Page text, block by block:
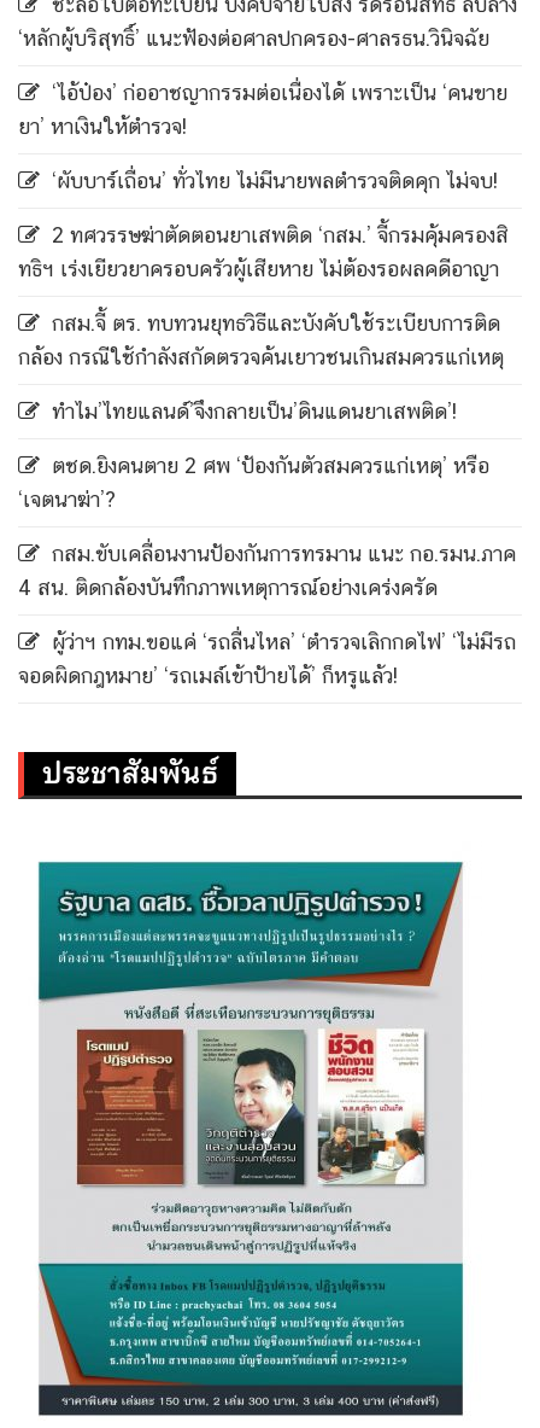
‘หลักผู้บริสุทธิ์’ แนะฟ้องต่อศาลปกครอง-ศาลรธน.วินิจฉัย
‘ไอ้ป๋อง’ ก่ออาชญากรรมต่อเนื่องได้ เพราะเป็น ‘คนขาย
ยา’ หาเงินให้ตำรวจ!
‘ผับบาร์เถื่อน’ ทั่วไทย ไม่มีนายพลตำรวจติดคุก ไม่จบ!
2 ทศวรรษฆ่าตัดตอนยาเสพติด ‘กสม.’ จี้กรมคุ้มครองสิ
ทธิฯ เร่งเยียวยาครอบครัวผู้เสียหาย ไม่ต้องรอผลคดีอาญา
กสม.จี้ ตร. ทบทวนยุทธวิธีและบังคับใช้ระเบียบการติด
กล้อง กรณีใช้กำลังสกัดตรวจค้นเยาวชนเกินสมควรแก่เหตุ
ทำไม’ไทยแลนด์’จึงกลายเป็น’ดินแดนยาเสพติด’!
ตชด.ยิงคนตาย 2 ศพ ‘ป้องกันตัวสมควรแก่เหตุ’ หรือ
‘เจตนาฆ่า’?
กสม.ขับเคลื่อนงานป้องกันการทรมาน แนะ กอ.รมน.ภาค
4 สน. ติดกล้องบันทึกภาพเหตุการณ์อย่างเคร่งครัด
ผู้ว่าฯ กทม.ขอแค่ ‘รถลื่นไหล’ ‘ตำรวจเลิกกดไฟ’ ‘ไม่มีรถ
จอดผิดกฎหมาย’ ‘รถเมล์เข้าป้ายได้’ ก็หรูแล้ว!
ประชาสัมพันธ์